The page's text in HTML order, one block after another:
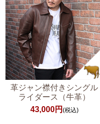
革ジャン襟付きシングル
ライダース（牛革）
43,000円 (税込)